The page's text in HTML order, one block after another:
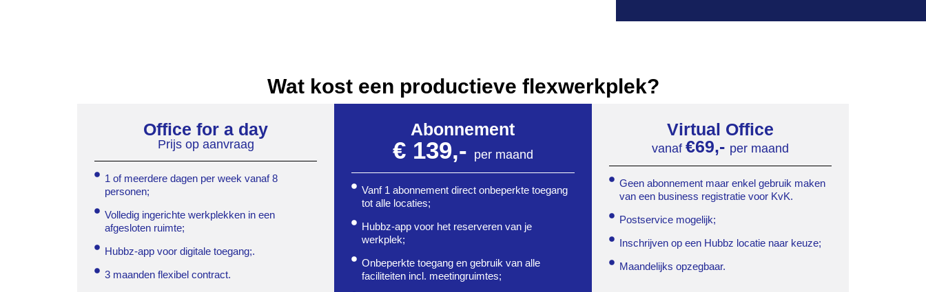
Wat kost een productieve flexwerkplek?
Office for a day
Prijs op aanvraag
1 of meerdere dagen per week vanaf 8
personen;
Volledig ingerichte werkplekken in een
afgesloten ruimte;
Hubbz-app voor digitale toegang;.
3 maanden flexibel contract.
Abonnement
€ 139,- per maand
Vanf 1 abonnement direct onbeperkte toegang
tot alle locaties;
Hubbz-app voor het reserveren van je
werkplek;
Onbeperkte toegang en gebruik van alle
faciliteiten incl. meetingruimtes;
Virtual Office
vanaf €69,- per maand
Geen abonnement maar enkel gebruik maken
van een business registratie voor KvK.
Postservice mogelijk;
Inschrijven op een Hubbz locatie naar keuze;
Maandelijks opzegbaar.